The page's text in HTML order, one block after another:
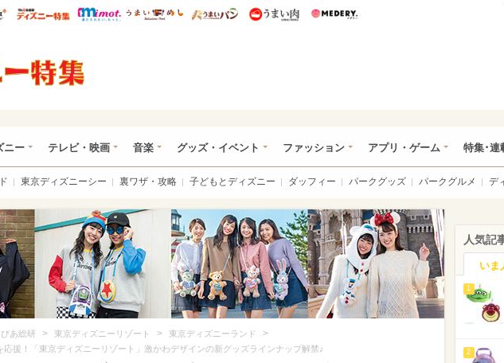
総研
ハピママ* ウレぴあ総研 ディズニー特集
mimot. うまいめし うまいパン うまい肉
ニー テレビ・映画 音楽 グッズ・イベント ファッション アプリ・ゲーム 特集･連
東京ディズニーシー 裏ワザ・攻略 子どもとディズニー ダッフィー パークグッズ パークグルメ デ
あ総研 > 東京ディズニーリゾート > 東京ディズニーランド >
応援！「東京ディズニーリゾート」激かわデザインの新グッズラインナップ解禁♪
人気記
いま
1
2